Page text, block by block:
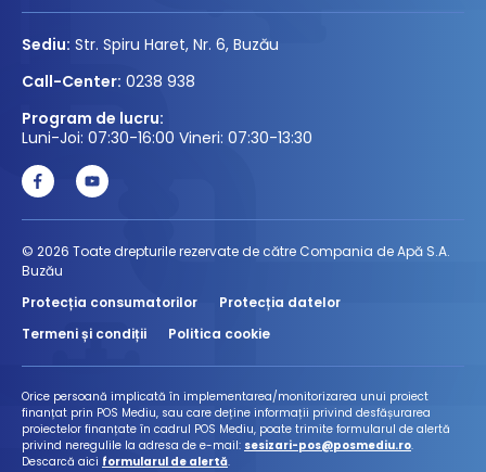
Sediu: Str. Spiru Haret, Nr. 6, Buzău
Call-Center: 0238 938
Program de lucru:
Luni-Joi: 07:30-16:00 Vineri: 07:30-13:30
© 2026 Toate drepturile rezervate de către Compania de Apă S.A.
Buzău
Protecția consumatorilor
Protecția datelor
Termeni și condiții
Politica cookie
Orice persoană implicată în implementarea/monitorizarea unui proiect
finanțat prin POS Mediu, sau care deține informații privind desfășurarea
proiectelor finanțate în cadrul POS Mediu, poate trimite formularul de alertă
privind neregulile la adresa de e-mail: sesizari-pos@posmediu.ro.
Descarcă aici formularul de alertă.